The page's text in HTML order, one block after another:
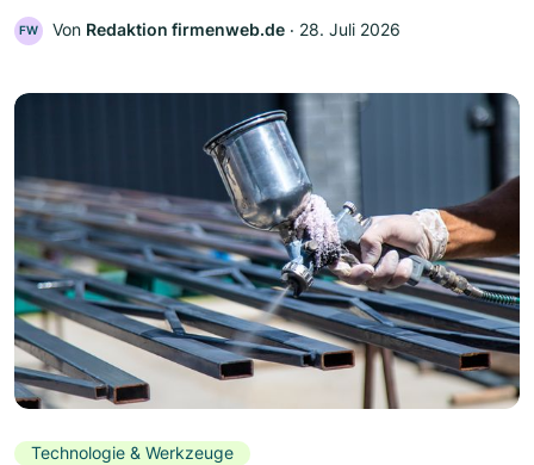
FW Von Redaktion firmenweb.de ‧ 28. Juli 2026
Technologie & Werkzeuge